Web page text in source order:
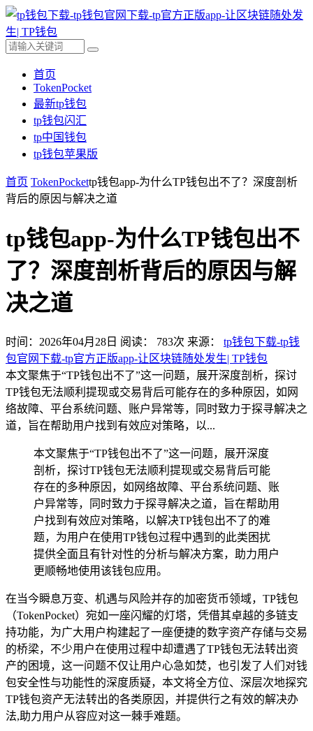
首页
TokenPocket
最新tp钱包
tp钱包闪汇
tp中国钱包
tp钱包苹果版
首页 TokenPockettp钱包app-为什么TP钱包出不了？深度剖析
背后的原因与解决之道
tp钱包app-为什么TP钱包出不
了？深度剖析背后的原因与解
决之道
时间：2026年04月28日 阅读： 783次 来源： tp钱包下载-tp钱
包官网下载-tp官方正版app-让区块链随处发生| TP钱包
本文聚焦于“TP钱包出不了”这一问题，展开深度剖析，探讨
TP钱包无法顺利提现或交易背后可能存在的多种原因，如网
络故障、平台系统问题、账户异常等，同时致力于探寻解决之
道，旨在帮助用户找到有效应对策略，以...
本文聚焦于“TP钱包出不了”这一问题，展开深度
剖析，探讨TP钱包无法顺利提现或交易背后可能
存在的多种原因，如网络故障、平台系统问题、账
户异常等，同时致力于探寻解决之道，旨在帮助用
户找到有效应对策略，以解决TP钱包出不了的难
题，为用户在使用TP钱包过程中遇到的此类困扰
提供全面且有针对性的分析与解决方案，助力用户
更顺畅地使用该钱包应用。
在当今瞬息万变、机遇与风险并存的加密货币领域，TP钱包
（TokenPocket）宛如一座闪耀的灯塔，凭借其卓越的多链支
持功能，为广大用户构建起了一座便捷的数字资产存储与交易
的桥梁，不少用户在使用过程中却遭遇了TP钱包无法转出资
产的困境，这一问题不仅让用户心急如焚，也引发了人们对钱
包安全性与功能性的深度质疑，本文将全方位、深层次地探究
TP钱包资产无法转出的各类原因，并提供行之有效的解决办
法,助力用户从容应对这一棘手难题。